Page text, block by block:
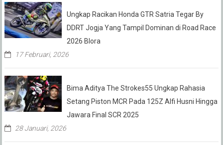
Ungkap Racikan Honda GTR Satria Tegar By
DDRT Jogja Yang Tampil Dominan di Road Race
2026 Blora
17 Februari, 2026
Bima Aditya The Strokes55 Ungkap Rahasia
Setang Piston MCR Pada 125Z Alfi Husni Hingga
Jawara Final SCR 2025
28 Januari, 2026